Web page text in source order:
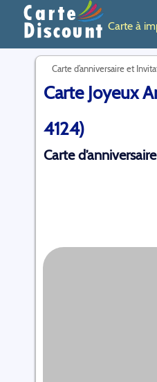
Carte à
Carte d’anniversaire et
Carte Joyeux
4124)
Carte